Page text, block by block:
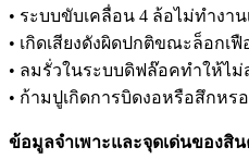
• ระบบขับเคลื่อน 4 ล้อไม่ทำงาน
• เกิดเสียงดังผิดปกติขณะล็อกเฟื
• ลมรั่วในระบบดิฟล๊อคทำให้ไม่
• ก้ามปูเกิดการบิดงอหรือสึกหร
ข้อมูลจำเพาะและจุดเด่นของสิ